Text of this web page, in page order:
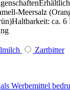
Meersalz
ca. 6
Zartbitter